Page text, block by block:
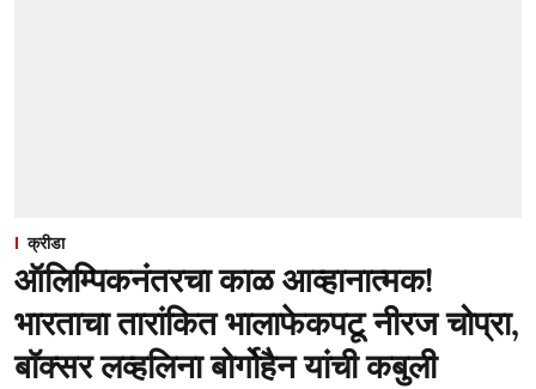
क्रीडा
ऑलिम्पिकनंतरचा काळ आव्हानात्मक!
भारताचा तारांकित भालाफेकपटू नीरज चोप्रा,
बॉक्सर लव्हलिना बोर्गोहैन यांची कबुली